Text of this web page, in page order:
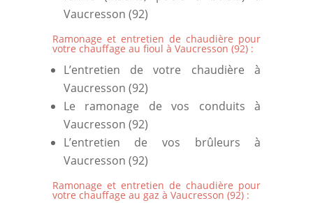
Vaucresson (92)
Ramonage et entretien de chaudière pour
votre chauffage au fioul à Vaucresson (92):
L’entretien de votre chaudière à
Vaucresson (92)
Le ramonage de vos conduits à
Vaucresson (92)
L’entretien de vos brûleurs à
Vaucresson (92)
Ramonage et entretien de chaudière pour
votre chauffage au gaz à Vaucresson (92):